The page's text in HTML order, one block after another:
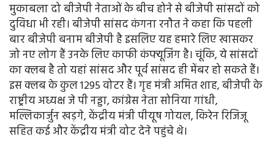
मुकाबला दो बीजेपी नेताओं के बीच होने से बीजेपी सांसदों को
दुविधा भी रही। बीजेपी सांसद कंगना रनौत ने कहा कि पहली
बार बीजेपी बनाम बीजेपी है इसलिए यह हमारे लिए खासकर
जो नए लोग हैं उनके लिए काफी कंफ्यूजिंग है। चूंकि, ये सांसदों
का क्लब है तो यहां सांसद और पूर्व सांसद ही मेंबर हो सकते हैं।
इस क्लब के कुल 1295 वोटर हैं। गृह मंत्री अमित शाह, बीजेपी के
राष्ट्रीय अध्यक्ष जे पी नड्डा, कांग्रेस नेता सोनिया गांधी,
मल्लिकार्जुन खड़गे, केंद्रीय मंत्री पीयूष गोयल, किरेन रिजिजू
सहित कई और केंद्रीय मंत्री वोट देने पहुंचे थे।